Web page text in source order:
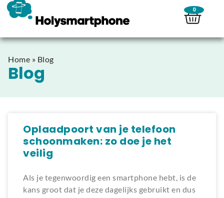
0
Home » Blog
Blog
Oplaadpoort van je telefoon
schoonmaken: zo doe je het
veilig
Als je tegenwoordig een smartphone hebt, is de
kans groot dat je deze dagelijks gebruikt en dus